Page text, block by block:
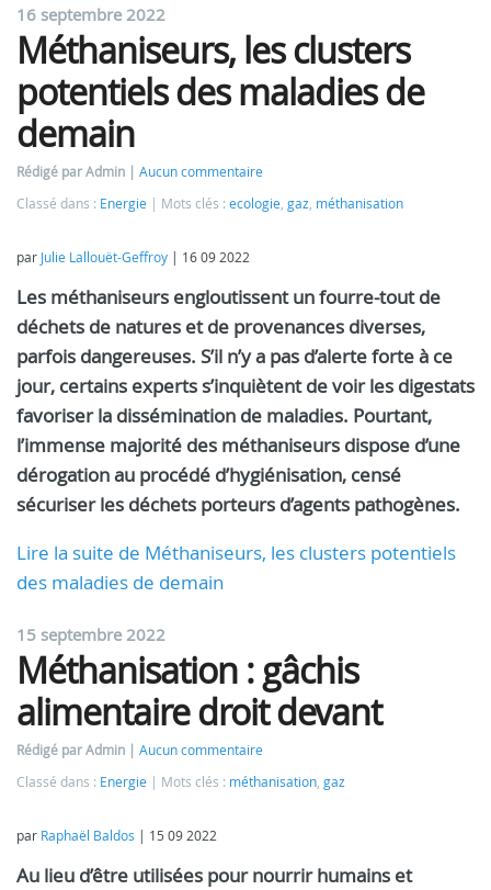
16 septembre 2022
Méthaniseurs, les clusters
potentiels des maladies de
demain
Rédigé par Admin
Aucun commentaire
Classé dans : Energie Mots clés : ecologie gaz méthanisation
par Julie Lallouët-Geffroy | 16 09 2022
Les méthaniseurs engloutissent un fourre-tout de
déchets de natures et de provenances diverses,
parfois dangereuses. S’il n’y a pas d’alerte forte à ce
jour, certains experts s’inquiètent de voir les digestats
favoriser la dissémination de maladies. Pourtant,
l’immense majorité des méthaniseurs dispose d’une
dérogation au procédé d’hygiénisation, censé
sécuriser les déchets porteurs d’agents pathogènes.
Lire la suite de Méthaniseurs, les clusters potentiels
des maladies de demain
15 septembre 2022
Méthanisation : gâchis
alimentaire droit devant
Rédigé par Admin
Aucun commentaire
Classé dans : Energie Mots clés : méthanisation gaz
par Raphaël Baldos | 15 09 2022
Au lieu d’être utilisées pour nourrir humains et